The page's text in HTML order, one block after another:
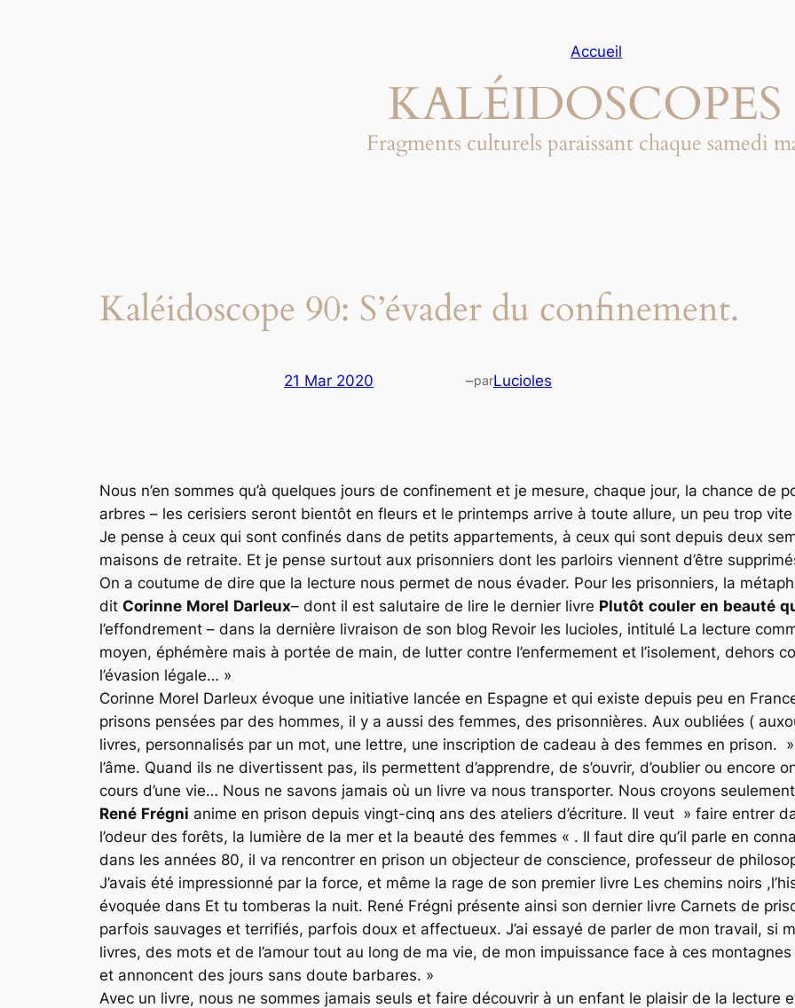
Accueil
KALÉIDOSCOPES
Fragments culturels paraissant chaque samedi
Kaléidoscope 90: S’évader du confinement.
21 Mar 2020 –parLucioles
Nous n’en sommes qu’à quelques jours de confinement et je mesure, chaque jour, la chance de
arbres – les cerisiers seront bientôt en fleurs et le printemps arrive à toute allure, un peu trop
Je pense à ceux qui sont confinés dans de petits appartements, à ceux qui sont depuis deux
maisons de retraite. Et je pense surtout aux prisonniers dont les parloirs viennent d’être
On a coutume de dire que la lecture nous permet de nous évader. Pour les prisonniers, la
dit Corinne Morel Darleux– dont il est salutaire de lire le dernier livre Plutôt couler en beauté
l’effondrement – dans la dernière livraison de son blog Revoir les lucioles, intitulé La lecture
moyen, éphémère mais à portée de main, de lutter contre l’enfermement et l’isolement, dehors
l’évasion légale… »
Corinne Morel Darleux évoque une initiative lancée en Espagne et qui existe depuis peu en
prisons pensées par des hommes, il y a aussi des femmes, des prisonnières. Aux oubliées (
livres, personnalisés par un mot, une lettre, une inscription de cadeau à des femmes en prison.
l’âme. Quand ils ne divertissent pas, ils permettent d’apprendre, de s’ouvrir, d’oublier ou encore
cours d’une vie… Nous ne savons jamais où un livre va nous transporter. Nous croyons
René Frégni anime en prison depuis vingt-cinq ans des ateliers d’écriture. Il veut » faire entrer
l’odeur des forêts, la lumière de la mer et la beauté des femmes « . Il faut dire qu’il parle en
dans les années 80, il va rencontrer en prison un objecteur de conscience, professeur de
J’avais été impressionné par la force, et même la rage de son premier livre Les chemins noirs
évoquée dans Et tu tomberas la nuit. René Frégni présente ainsi son dernier livre Carnets de
parfois sauvages et terrifiés, parfois doux et affectueux. J’ai essayé de parler de mon travail, si
livres, des mots et de l’amour tout au long de ma vie, de mon impuissance face à ces
et annoncent des jours sans doute barbares. »
Avec un livre, nous ne sommes jamais seuls et faire découvrir à un enfant le plaisir de la lecture